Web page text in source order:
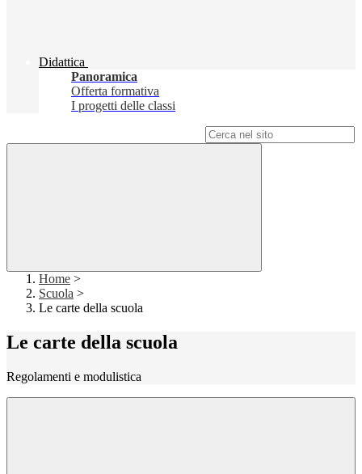
Didattica
Panoramica
Offerta formativa
I progetti delle classi
Home >
Scuola >
Le carte della scuola
Le carte della scuola
Regolamenti e modulistica